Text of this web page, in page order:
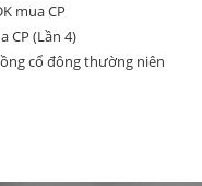
mua CP
CP (Lần 4)
cổ đông thường niên